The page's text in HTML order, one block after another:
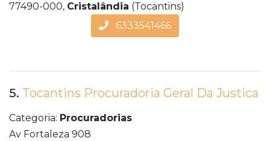
77490-000, Cristalândia (Tocantins)
6333541466
5. Tocantins Procuradoria Geral Da Justica
Categoria: Procuradorias
Av Fortaleza 908